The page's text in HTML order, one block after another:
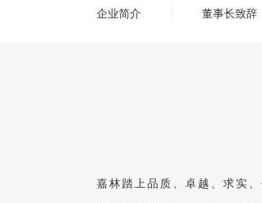
企业简介 董事长致辞
嘉林踏上品质、卓越、求实